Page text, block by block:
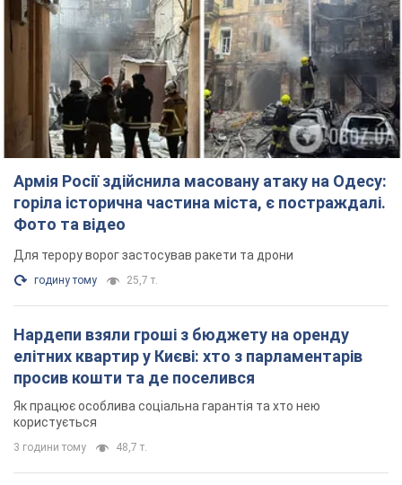
Армія Росії здійснила масовану атаку на Одесу:
горіла історична частина міста, є постраждалі.
Фото та відео
Для терору ворог застосував ракети та дрони
годину тому 25,7 т.
Нардепи взяли гроші з бюджету на оренду
елітних квартир у Києві: хто з парламентарів
просив кошти та де поселився
Як працює особлива соціальна гарантія та хто нею
користується
3 години тому 48,7 т.